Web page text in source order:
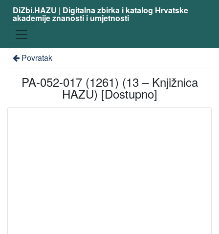
DiZbi.HAZU | Digitalna zbirka i katalog Hrvatske
akademije znanosti i umjetnosti
Povratak
PA-052-017 (1261) (13 – Knjižnica
HAZU) [Dostupno]